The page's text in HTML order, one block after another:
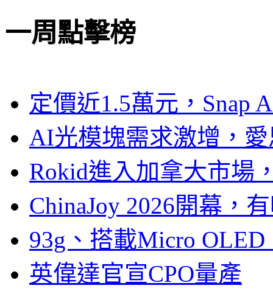
一周點擊榜
定價近1.5萬元，Snap
AI光模塊需求激增，
Rokid進入加拿大市場
ChinaJoy 2026開幕，
93g、搭載Micro
英偉達官宣CPO量產